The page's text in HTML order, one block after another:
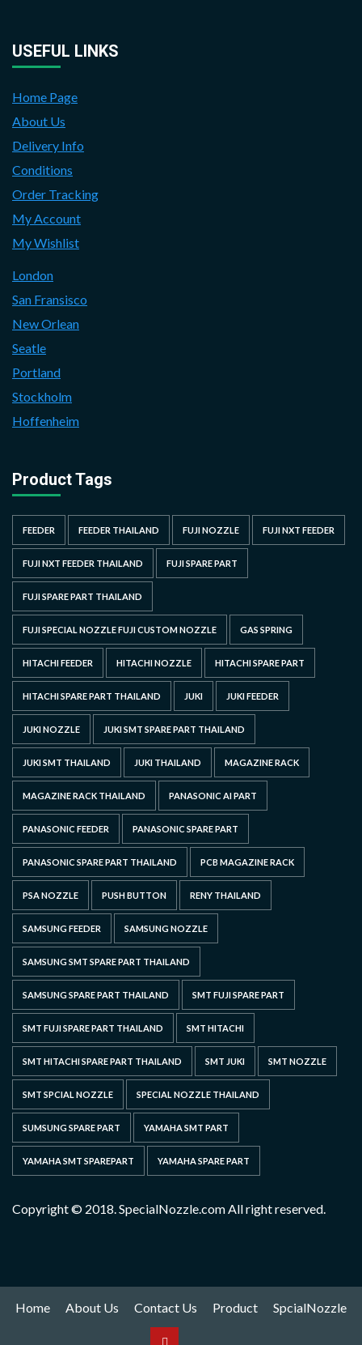
USEFUL LINKS
Home Page
About Us
Delivery Info
Conditions
Order Tracking
My Account
My Wishlist
London
San Fransisco
New Orlean
Seatle
Portland
Stockholm
Hoffenheim
Product Tags
FEEDER FEEDER THAILAND FUJI NOZZLE FUJI NXT FEEDER
FUJI NXT FEEDER THAILAND FUJI SPARE PART
FUJI SPARE PART THAILAND
FUJI SPECIAL NOZZLE FUJI CUSTOM NOZZLE GAS SPRING
HITACHI FEEDER HITACHI NOZZLE HITACHI SPARE PART
HITACHI SPARE PART THAILAND JUKI JUKI FEEDER
JUKI NOZZLE JUKI SMT SPARE PART THAILAND
JUKI SMT THAILAND JUKI THAILAND MAGAZINE RACK
MAGAZINE RACK THAILAND PANASONIC AI PART
PANASONIC FEEDER PANASONIC SPARE PART
PANASONIC SPARE PART THAILAND PCB MAGAZINE RACK
PSA NOZZLE PUSH BUTTON RENY THAILAND
SAMSUNG FEEDER SAMSUNG NOZZLE
SAMSUNG SMT SPARE PART THAILAND
SAMSUNG SPARE PART THAILAND SMT FUJI SPARE PART
SMT FUJI SPARE PART THAILAND SMT HITACHI
SMT HITACHI SPARE PART THAILAND SMT JUKI SMT NOZZLE
SMT SPCIAL NOZZLE SPECIAL NOZZLE THAILAND
SUMSUNG SPARE PART YAMAHA SMT PART
YAMAHA SMT SPAREPART YAMAHA SPARE PART
Copyright © 2018. SpecialNozzle.com All right reserved.
Home About Us Contact Us Product SpcialNozzle